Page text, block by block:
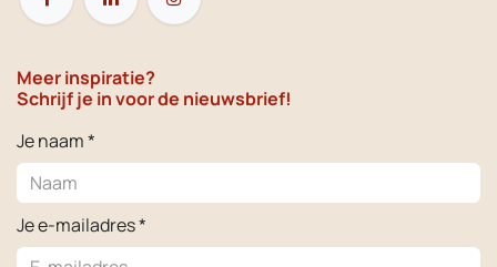
Meer inspiratie?
Schrijf je in voor de nieuwsbrief!
Je naam *
Je e-mailadres *